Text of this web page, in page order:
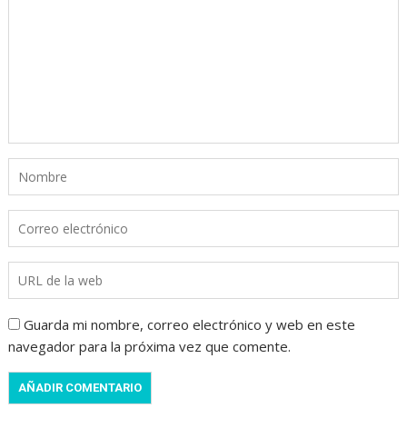
Guarda mi nombre, correo electrónico y web en este
navegador para la próxima vez que comente.